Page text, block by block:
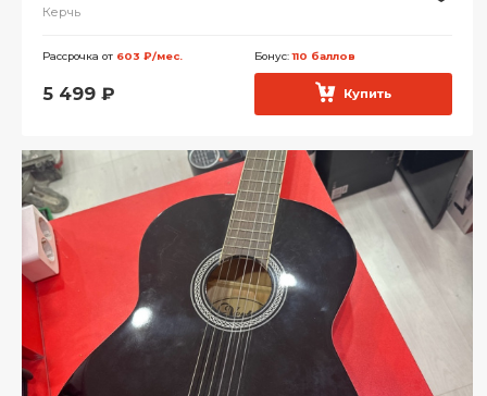
Керчь
Рассрочка от 603 ₽/мес. Бонус:110 баллов
5 499 ₽ Купить